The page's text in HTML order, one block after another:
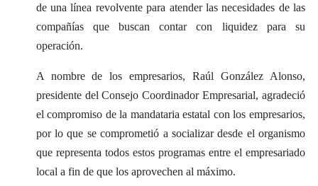
de una línea revolvente para atender las necesidades de las
compañías que buscan contar con liquidez para su
operación.
A nombre de los empresarios, Raúl González Alonso,
presidente del Consejo Coordinador Empresarial, agradeció
el compromiso de la mandataria estatal con los empresarios,
por lo que se comprometió a socializar desde el organismo
que representa todos estos programas entre el empresariado
local a fin de que los aprovechen al máximo.